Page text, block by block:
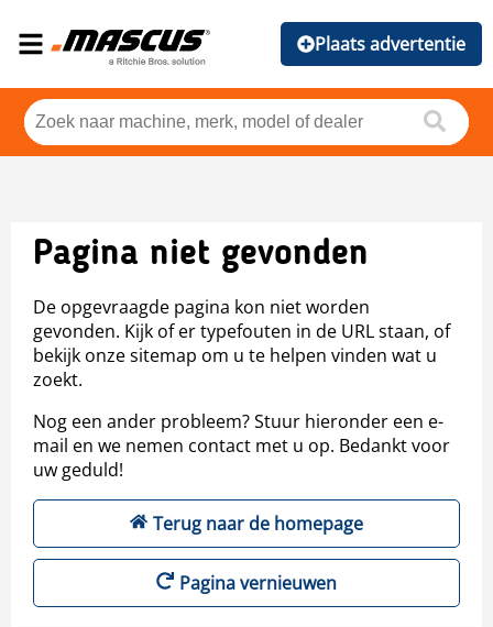
Plaats advertentie
Pagina niet gevonden
De opgevraagde pagina kon niet worden
gevonden. Kijk of er typefouten in de URL staan, of
bekijk onze sitemap om u te helpen vinden wat u
zoekt.
Nog een ander probleem? Stuur hieronder een e-
mail en we nemen contact met u op. Bedankt voor
uw geduld!
Terug naar de homepage
Pagina vernieuwen